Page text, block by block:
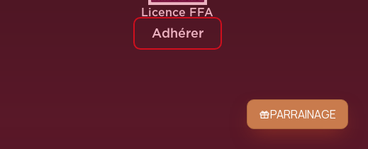
Licence FFA
Adhérer
PARRAINAGE